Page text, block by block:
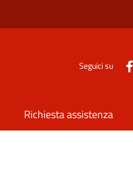
Seguici su
Richiesta assistenza